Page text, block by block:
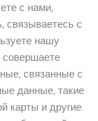
с нами,
связываетесь с
нашу
связанные с
данные, такие
карты и другие